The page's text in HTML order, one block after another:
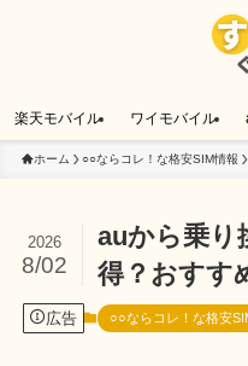
楽天モバイル ワイモバイル
ホーム ○○ならコレ！な格安SIM情報
auから乗り
得？おすす
2026
8/02
広告 ○○ならコレ！な格安